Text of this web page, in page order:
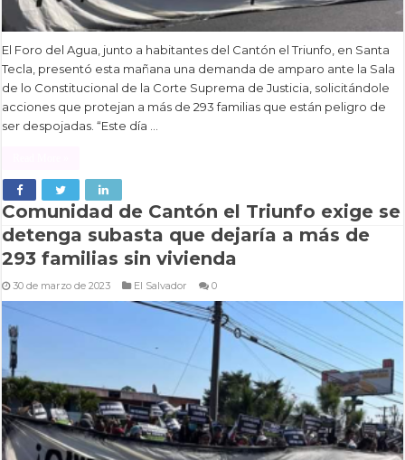
El Foro del Agua, junto a habitantes del Cantón el Triunfo, en Santa
Tecla, presentó esta mañana una demanda de amparo ante la Sala
de lo Constitucional de la Corte Suprema de Justicia, solicitándole
acciones que protejan a más de 293 familias que están peligro de
ser despojadas. “Este día …
Comunidad de Cantón el Triunfo exige se
detenga subasta que dejaría a más de
293 familias sin vivienda
30 de marzo de 2023 El Salvador 0